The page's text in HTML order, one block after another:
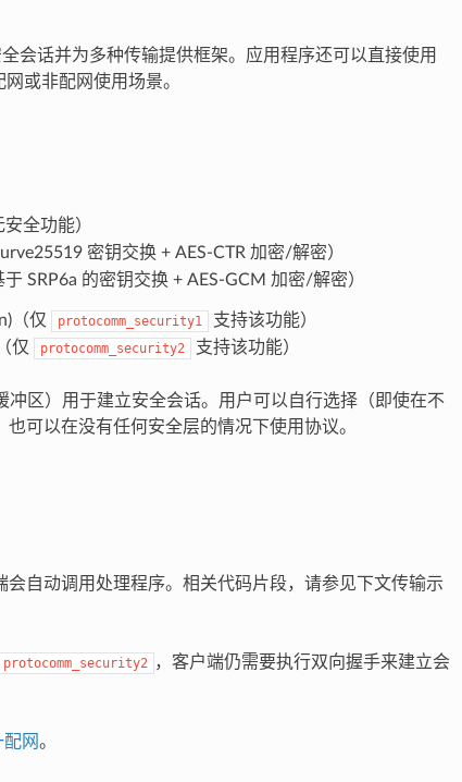
会话并为多种传输提供框架。应用程序还可以直接使用
或非配网使用场景。
安全功能）
密钥交换 + AES-CTR 加密/解密）
于 SRP6a 的密钥交换 + AES-GCM 加密/解密）
（仅 protocomm_security1
支持该功能）
仅
protocomm_security2 支持该功能）
区）用于建立安全会话。用户可以自行选择（即使在不
可以在没有任何安全层的情况下使用协议。
自动调用处理程序。相关代码片段，请参见下文传输示
protocomm_security2 ，客户端仍需要执行双向握手来建立会
网。